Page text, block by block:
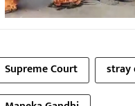
Supreme Court stray